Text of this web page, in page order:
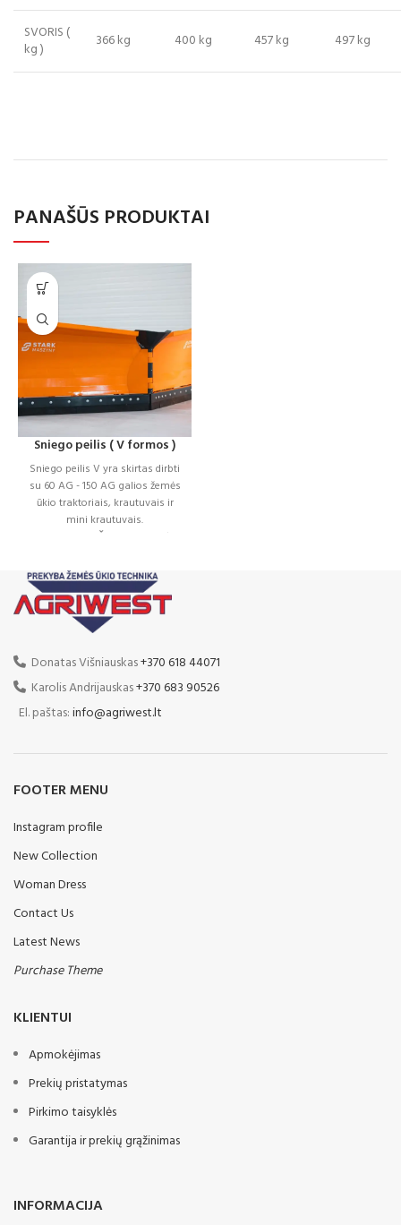
SVORIS (
kg )
366 kg 400 kg 457 kg 497 kg
PANAŠŪS PRODUKTAI
Sniego peilis ( V formos )
Sniego peilis V yra skirtas dirbti
su 60 AG - 150 AG galios žemės
ūkio traktoriais, krautuvais ir
mini krautuvais.
STANDARTIŠKAI
30° • Šoninis posūkis ± 5° •
Slydės • Spyruoklinė apsauga •
Apšvietimas • Hidraulinis
reguliavimas • STARK valdiklis
• Ratukai
Donatas Višniauskas+370 618 44071
Karolis Andrijauskas+370 683 90526
El. paštas:info@agriwest.lt
FOOTER MENU
Instagram profile
New Collection
Woman Dress
Contact Us
Latest News
Purchase Theme
KLIENTUI
Apmokėjimas
Prekių pristatymas
Pirkimo taisyklės
Garantija ir prekių grąžinimas
INFORMACIJA